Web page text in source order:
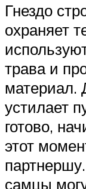
Гнездо
охраняет
трава и
материал.
устилает
готово,
этот
самцы